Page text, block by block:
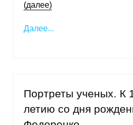
(далее)
Далее...
Портреты ученых. К
летию со дня